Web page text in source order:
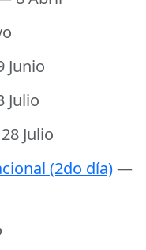
Junio
Julio
Julio
(2do día)—